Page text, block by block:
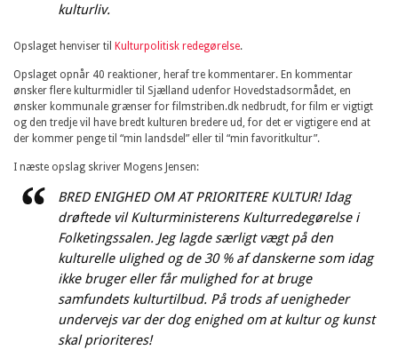
kulturliv.
Opslaget henviser til Kulturpolitisk redegørelse.
Opslaget opnår 40 reaktioner, heraf tre kommentarer. En kommentar
ønsker flere kulturmidler til Sjælland udenfor Hovedstadsormådet, en
ønsker kommunale grænser for filmstriben.dk nedbrudt, for film er vigtigt
og den tredje vil have bredt kulturen bredere ud, for det er vigtigere end at
der kommer penge til “min landsdel” eller til “min favoritkultur”.
I næste opslag skriver Mogens Jensen:
BRED ENIGHED OM AT PRIORITERE KULTUR! Idag
drøftede vil Kulturministerens Kulturredegørelse i
Folketingssalen. Jeg lagde særligt vægt på den
kulturelle ulighed og de 30 % af danskerne som idag
ikke bruger eller får mulighed for at bruge
samfundets kulturtilbud. På trods af uenigheder
undervejs var der dog enighed om at kultur og kunst
skal prioriteres!